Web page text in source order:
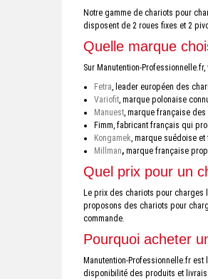
Notre gamme de chariots pour
disposent de 2 roues fixes et 2
Quelle marque
Sur Manutention-
Fetra , leader européen des
Variofit , marque polonaise
Manuest , marque française
Fimm, fabricant français qui
Kongamek , marque suédoise
Millman, marque française
Quel prix pour un
Le prix des chariots pour charges
proposons des chariots pour
commande.
Pourquoi acheter
Manutention-Professionnelle.fr
disponibilité des produits et